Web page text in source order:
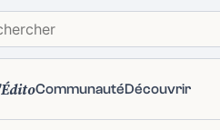
CommunautéDécouvrir